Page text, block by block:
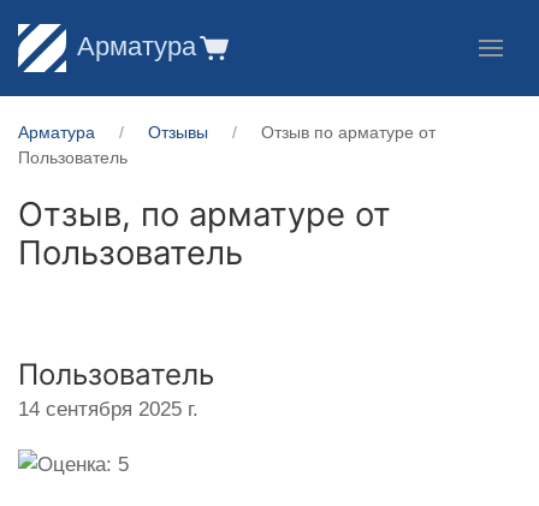
Арматура
Арматура Отзывы
Отзыв по арматуре от
Пользователь
Отзыв, по арматуре от
Пользователь
Пользователь
14 сентября 2025 г.